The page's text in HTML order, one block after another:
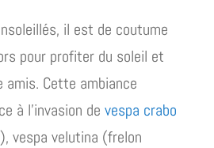
il est de coutume
pour profiter du soleil et
amis. Cette ambiance
à l’invasion de vespa crabo
vespa velutina (frelon